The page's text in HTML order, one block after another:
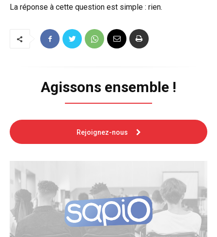
La réponse à cette question est simple : rien.
Agissons ensemble !
Rejoignez-nous